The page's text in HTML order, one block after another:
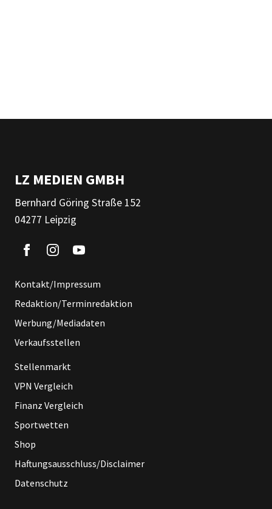
LZ MEDIEN GMBH
Bernhard Göring Straße 152
04277 Leipzig
Kontakt/Impressum
Redaktion/Terminredaktion
Werbung/Mediadaten
Verkaufsstellen
Stellenmarkt
VPN Vergleich
Finanz Vergleich
Sportwetten
Shop
Haftungsausschluss/Disclaimer
Datenschutz